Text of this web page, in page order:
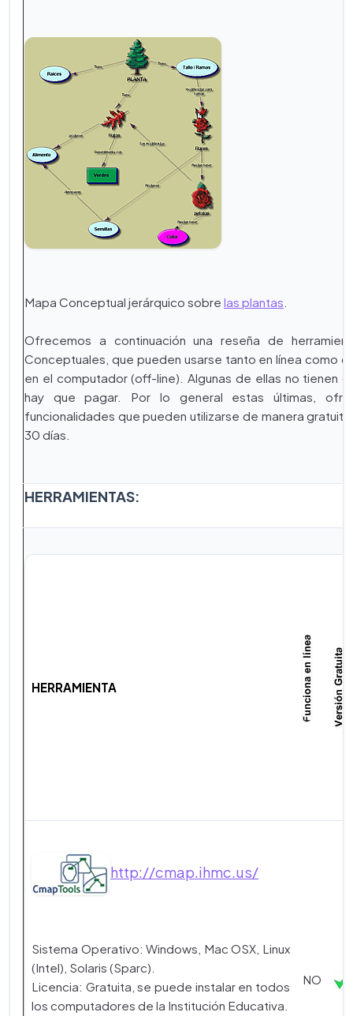
Mapa Conceptual jerárquico sobre las plantas
Ofrecemos a continuación una reseña de
Conceptuales, que pueden usarse tanto en línea como
en el computador (off-line). Algunas de ellas no tienen
hay que pagar. Por lo general estas últimas,
funcionalidades que pueden utilizarse de manera
30 días.
HERRAMIENTAS:
HERRAMIENTA
http://cmap.ihmc.us/
Sistema Operativo: Windows, Mac OSX, Linux
(Intel), Solaris (Sparc).
Licencia: Gratuita, se puede instalar en todos
los computadores de la Institución Educativa.
NO